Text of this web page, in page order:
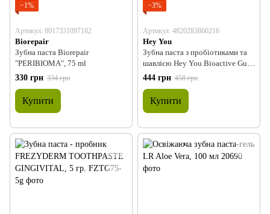
−1%
Артикул: 8017331097182
Biorepair
Зубна паста Biorepair
"PERIBIOMA", 75 ml
330 грн 334 грн
Купити
−3%
Артикул: 4820283860216
Hey You
Зубна паста з пробіотиками та
шавлією Hey You Bioactive Gum
Protection Toothpaste, 100 мл
444 грн 458 грн
Купити